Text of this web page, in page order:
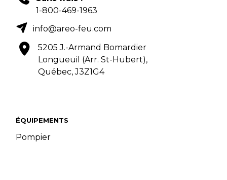
ÉQUIPEMENTS
Pompier
1-800-469-1963
info@areo-feu.com
5205 J.-Armand Bomardier
Longueuil (Arr. St-Hubert),
Québec, J3Z1G4